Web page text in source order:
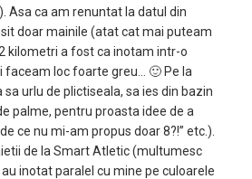
Asa ca am renuntat la datul din
doar mainile (atat cat mai puteam
kilometri a fost ca inotam intr-o
faceam loc foarte greu… 🙂 Pe la
urlu de plictiseala, sa ies din bazin
palme, pentru proasta idee de a
ce nu mi-am propus doar 8?!” etc.).
de la Smart Atletic (multumesc
au inotat paralel cu mine pe culoarele